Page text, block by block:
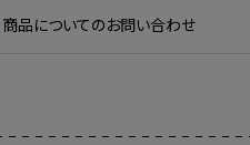
商品についてのお問い合わせ